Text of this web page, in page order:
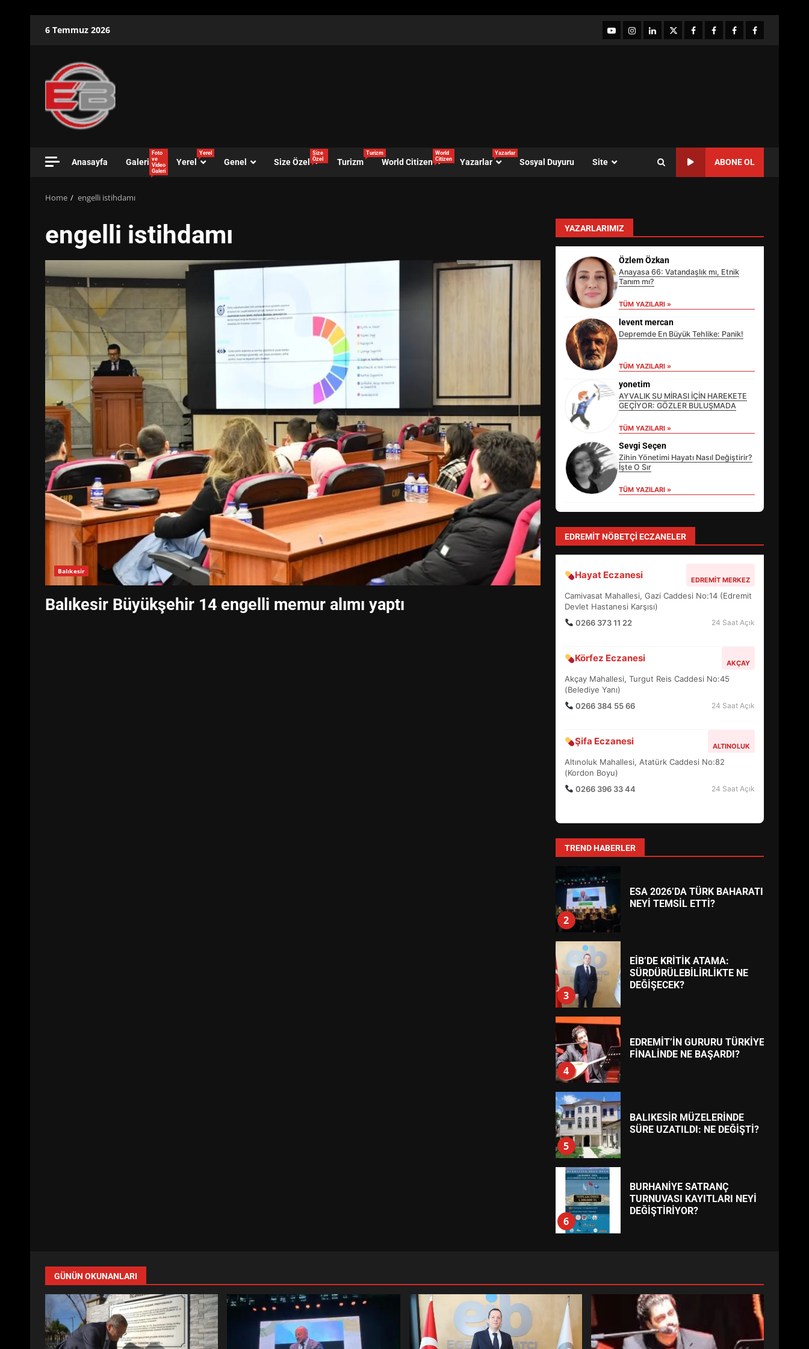
6 Temmuz 2026 YouTubeInstagram
LinkedIntwitterfacebook-Facebook-
Facebook-Facebook-
Anasayfa Galeri
Foto
ve
Video
Galeri
Yerel
Yerel
Genel Size Özel
Size
Özel
Turizm
Turizm
World Citizen
World
Citizen
Yazarlar
Yazarlar
Sosyal Duyuru Site ABONE OL
Home engelli istihdamı
engelli istihdamı
Balıkesir
Balıkesir Büyükşehir 14 engelli memur alımı yaptı
YAZARLARIMIZ
Özlem Özkan
Anayasa 66: Vatandaşlık mı, Etnik
Tanım mı?
TÜM YAZILARI »
levent mercan
Depremde En Büyük Tehlike: Panik!
TÜM YAZILARI »
yonetim
AYVALIK SU MİRASI İÇİN HAREKETE
GEÇİYOR: GÖZLER BULUŞMADA
TÜM YAZILARI »
Sevgi Seçen
Zihin Yönetimi Hayatı Nasıl Değiştirir?
İşte O Sır
TÜM YAZILARI »
EDREMIT NÖBETÇI ECZANELER
Hayat Eczanesi EDREMIT MERKEZ
Camivasat Mahallesi, Gazi Caddesi No:14 (Edremit
Devlet Hastanesi Karşısı)
0266 373 11 22
24 Saat Açık
Körfez Eczanesi AKÇAY
Akçay Mahallesi, Turgut Reis Caddesi No:45
(Belediye Yanı)
0266 384 55 66
24 Saat Açık
Şifa Eczanesi ALTINOLUK
Altınoluk Mahallesi, Atatürk Caddesi No:82
(Kordon Boyu)
0266 396 33 44
24 Saat Açık
TREND HABERLER
3
EİB’DE KRİTİK ATAMA:
SÜRDÜRÜLEBİLİRLİKTE NE
DEĞİŞECEK?
4
EDREMİT’İN GURURU TÜRKİYE
FİNALİNDE NE BAŞARDI?
5
BALIKESİR MÜZELERİNDE
SÜRE UZATILDI: NE DEĞİŞTİ?
6
BURHANİYE SATRANÇ
DEĞİŞTİRİYOR?
7
BURHANİYE
BELEDİYESPOR’DA YENİ
YÖNETİM NASIL ŞEKİLLENDİ?
1
HAREKETE GEÇİYOR: GÖZLER
2
ESA 2026’DA TÜRK BAHARATI
NEYİ TEMSİL ETTİ?
3
EİB’DE KRİTİK ATAMA:
SÜRDÜRÜLEBİLİRLİKTE NE
DEĞİŞECEK?
4
EDREMİT’İN GURURU TÜRKİYE
FİNALİNDE NE BAŞARDI?
5
BALIKESİR MÜZELERİNDE
SÜRE UZATILDI: NE DEĞİŞTİ?
6
BURHANİYE SATRANÇ
TURNUVASI KAYITLARI NEYİ
DEĞİŞTİRİYOR?
7
YÖNETİM NASIL ŞEKİLLENDİ?
AYVALIK SU MİRASI İÇİN
GÜNÜN OKUNANLARI